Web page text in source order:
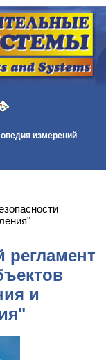
измерений
регламент
и